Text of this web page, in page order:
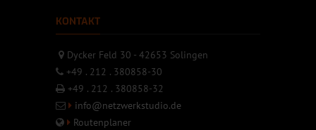
KONTAKT
Dycker Feld 30 - 42653 Solingen
+49 . 212 . 380858-30
+49 . 212 . 380858-32
info@netzwerkstudio.de
Routenplaner